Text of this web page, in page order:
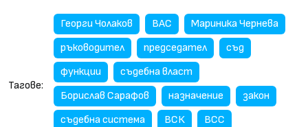
Тагове:
Георги Чолаков ВАС
Мариника Чернева
ръководител
председател
съд
функции
съдебна власт
Борислав Сарафов
назначение
закон
съдебна система
ВСК
ВСС